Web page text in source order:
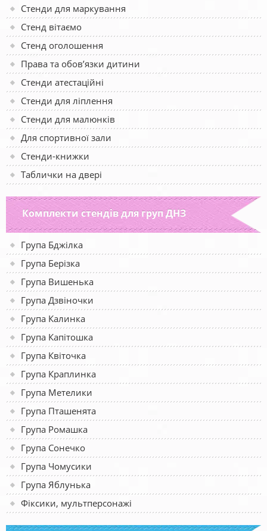
Стенди для маркування
Стенд вітаємо
Стенд оголошення
Права та обов’язки дитини
Стенди атестаційні
Стенди для ліплення
Стенди для малюнків
Для спортивної зали
Стенди-книжки
Таблички на двері
Комплекти стендів для груп ДНЗ
Група Бджілка
Група Берізка
Група Вишенька
Група Дзвіночки
Група Калинка
Група Капітошка
Група Квіточка
Група Краплинка
Група Метелики
Група Пташенята
Група Ромашка
Група Сонечко
Група Чомусики
Група Яблунька
Фіксики, мультперсонажі